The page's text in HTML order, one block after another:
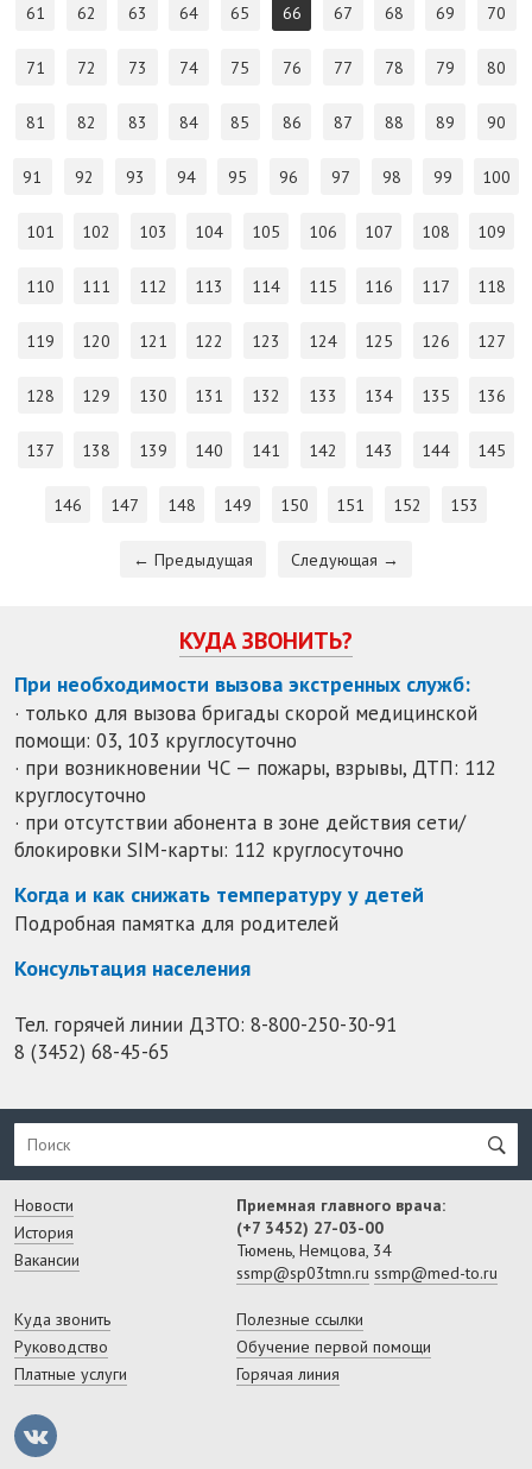
61 62 63 64 65 66 67 68 69 70
71 72 73 74 75 76 77 78 79 80
81 82 83 84 85 86 87 88 89 90
91 92 93 94 95 96 97 98 99 100
101 102 103 104 105 106 107 108 109
110 111 112 113 114 115 116 117 118
119 120 121 122 123 124 125 126 127
128 129 130 131 132 133 134 135 136
137 138 139 140 141 142 143 144 145
146 147 148 149 150 151 152 153
← Предыдущая Следующая →
КУДА ЗВОНИТЬ?
При необходимости вызова экстренных служб:
· только для вызова бригады скорой медицинской
помощи: 03, 103 круглосуточно
· при возникновении ЧС — пожары, взрывы, ДТП: 112
круглосуточно
· при отсутствии абонента в зоне действия сети/
блокировки SIM-карты: 112 круглосуточно
Когда и как снижать температуру у детей
Подробная памятка для родителей
Консультация населения
Тел. горячей линии ДЗТО: 8-800-250-30-91
8 (3452) 68-45-65
Новости
История
Вакансии
Приемная главного врача:
(+7 3452) 27-03-00
Тюмень, Немцова, 34
ssmp@sp03tmn.ru ssmp@med-to.ru
Куда звонить
Руководство
Платные услуги
Полезные ссылки
Обучение первой помощи
Горячая линия